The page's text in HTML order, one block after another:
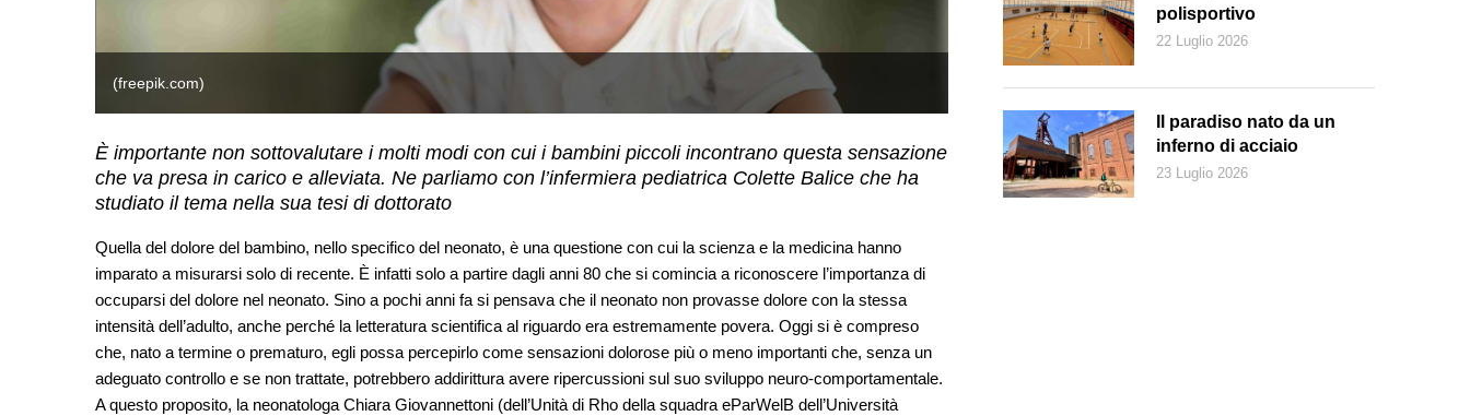
(freepik.com) (freepik.com)
È importante non sottovalutare i molti modi con cui i bambini piccoli incontrano questa sensazione
che va presa in carico e alleviata. Ne parliamo con l’infermiera pediatrica Colette Balice che ha
studiato il tema nella sua tesi di dottorato
Quella del dolore del bambino, nello specifico del neonato, è una questione con cui la scienza e la medicina hanno
imparato a misurarsi solo di recente. È infatti solo a partire dagli anni 80 che si comincia a riconoscere l’importanza di
occuparsi del dolore nel neonato. Sino a pochi anni fa si pensava che il neonato non provasse dolore con la stessa
intensità dell’adulto, anche perché la letteratura scientifica al riguardo era estremamente povera. Oggi si è compreso
che, nato a termine o prematuro, egli possa percepirlo come sensazioni dolorose più o meno importanti che, senza un
adeguato controllo e se non trattate, potrebbero addirittura avere ripercussioni sul suo sviluppo neuro-comportamentale.
A questo proposito, la neonatologa Chiara Giovannettoni (dell’Unità di Rho della squadra eParWelB dell’Università
polisportivo
22 Luglio 2026
Il paradiso nato da un
inferno di acciaio
23 Luglio 2026